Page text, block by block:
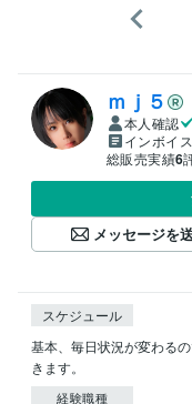
ｍｊ５
本人確認
インボイ
総販売実績6
メッセージを
スケジュール
基本、毎日状況が変わる
きます。
経験職種